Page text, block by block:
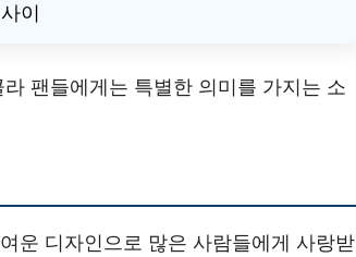
이
팬들에게는 특별한 의미를 가지는 소
운 디자인으로 많은 사람들에게 사랑받